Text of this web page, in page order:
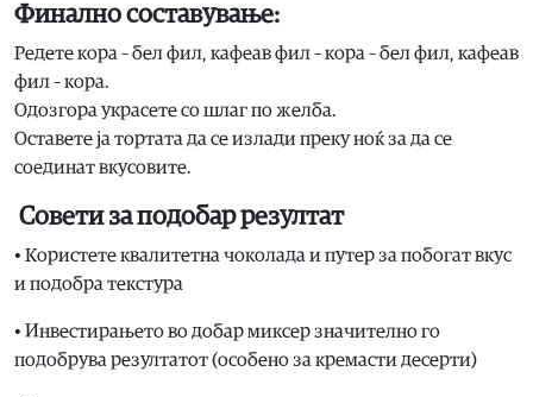
Финално составување:
Редете кора – бел фил, кафеав фил – кора – бел фил, кафеав
фил – кора.
Одозгора украсете со шлаг по желба.
Оставете ја тортата да се излади преку ноќ за да се
соединат вкусовите.
Совети за подобар резултат
• Користете квалитетна чоколада и путер за побогат вкус
и подобра текстура
• Инвестирањето во добар миксер значително го
подобрува резултатот (особено за кремасти десерти)